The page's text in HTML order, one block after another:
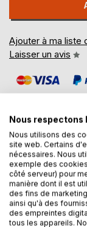
Ajouter à ma liste
Laisser un avis
DESCRIPTION
Mirabelle C.
romans, mais
plus
l'accompagnent
Nous respectons
Nous utilisons des
site web. Certains
nécessaires. Nous
exemple des
côté serveur) pour
manière dont il est
des fins de
ainsi qu'à des
des empreintes
tous les appareils.